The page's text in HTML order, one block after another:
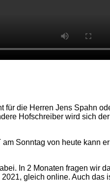
die Herren Jens Spahn
Hofschreiber wird sich
Sonntag von heute kann
In 2 Monaten fragen
gleich online. Auch